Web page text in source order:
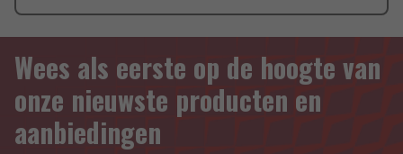
Wees als eerste op de hoogte van
onze nieuwste producten en
aanbiedingen